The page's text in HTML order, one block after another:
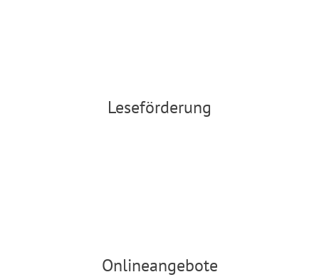
Hier klicken
Leseförderung
Onlineangebote